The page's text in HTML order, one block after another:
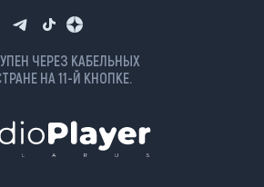
ЧЕРЕЗ КАБЕЛЬНЫХ
НА 11-Й КНОПКЕ.